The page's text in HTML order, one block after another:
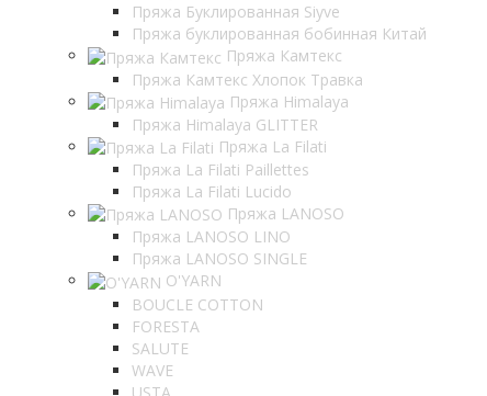
Пряжа Буклированная Siyve
Пряжа буклированная бобинная Китай
Пряжа Камтекс
Пряжа Камтекс Хлопок Травка
Пряжа Himalaya
Пряжа Himalaya GLITTER
Пряжа La Filati
Пряжа La Filati Paillettes
Пряжа La Filati Lucido
Пряжа LANOSO
Пряжа LANOSO LINO
Пряжа LANOSO SINGLE
O'YARN
BOUCLE COTTON
FORESTA
SALUTE
WAVE
USTA